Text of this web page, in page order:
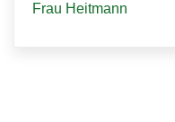
Frau Heitmann